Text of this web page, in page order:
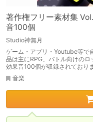
著作権フリー素材集
音100個
Studio神無月
ゲーム・アプリ・Youtube等で
品は主にRPG、バトル向けのロ
効果音100個が収録されておりま
音楽